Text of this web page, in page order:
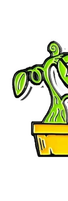
Las
carnívoras
insecto, el
los
planta se